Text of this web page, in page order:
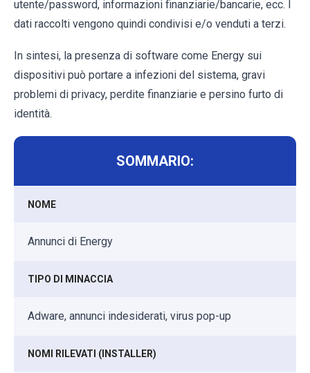
utente/password, informazioni finanziarie/bancarie, ecc. I
dati raccolti vengono quindi condivisi e/o venduti a terzi.
In sintesi, la presenza di software come Energy sui
dispositivi può portare a infezioni del sistema, gravi
problemi di privacy, perdite finanziarie e persino furto di
identità.
SOMMARIO:
NOME
Annunci di Energy
TIPO DI MINACCIA
Adware, annunci indesiderati, virus pop-up
NOMI RILEVATI (INSTALLER)